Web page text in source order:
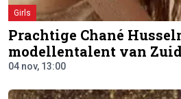
Girls
Prachtige Chané
modellentalent van
04 nov, 13:00